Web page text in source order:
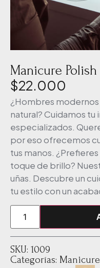
Manicure Polish
$22.000
¿Hombres modernos
natural? Cuidamos tu
especializados.
por eso ofrecemos
tus manos.
toque de brillo?
uñas. Descubre un
tu estilo con un
SKU: 1009
Categorías: Manicure